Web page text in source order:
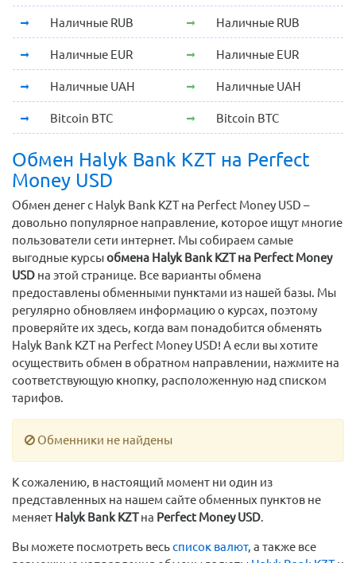
Наличные RUB Наличные RUB
Наличные EUR Наличные EUR
Наличные UAH Наличные UAH
Bitcoin BTC Bitcoin BTC
Обмен Halyk Bank KZT на Perfect
Money USD
Обмен денег с Halyk Bank KZT на Perfect Money USD –
довольно популярное направление, которое ищут многие
пользователи сети интернет. Мы собираем самые
выгодные курсыобмена Halyk Bank KZT на Perfect Money
USD на этой странице. Все варианты обмена
предоставлены обменными пунктами из нашей базы. Мы
регулярно обновляем информацию о курсах, поэтому
проверяйте их здесь, когда вам понадобится обменять
Halyk Bank KZT на Perfect Money USD! А если вы хотите
осуществить обмен в обратном направлении, нажмите на
соответствующую кнопку, расположенную над списком
тарифов.
Обменники не найдены
К сожалению, в настоящий момент ни один из
представленных на нашем сайте обменных пунктов не
меняет Halyk Bank KZTна Perfect Money USD.
Вы можете посмотреть весьсписок валют, а также все